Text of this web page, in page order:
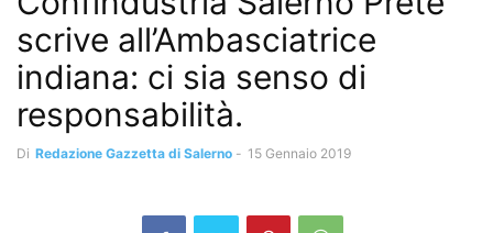
scrive all’Ambasciatrice
indiana: ci sia senso di
responsabilità.
Di Redazione Gazzetta di Salerno - 15 Gennaio 2019